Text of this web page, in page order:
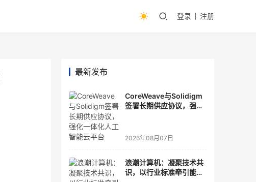
登录 注册
最新发布
CoreWeave与Solidigm
签署长期供应协议，强化
2026年08月07日
浪潮计算机：凝聚技术共
识，以行业标准牵引能力